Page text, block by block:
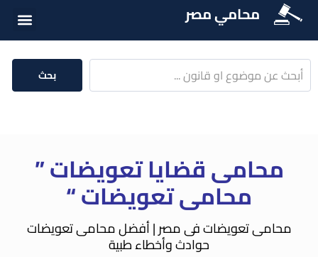
محامي مصر
بحث
محامى قضايا تعويضات ”
محامى تعويضات “
محامى تعويضات فى مصر | أفضل محامى تعويضات
حوادث وأخطاء طبية